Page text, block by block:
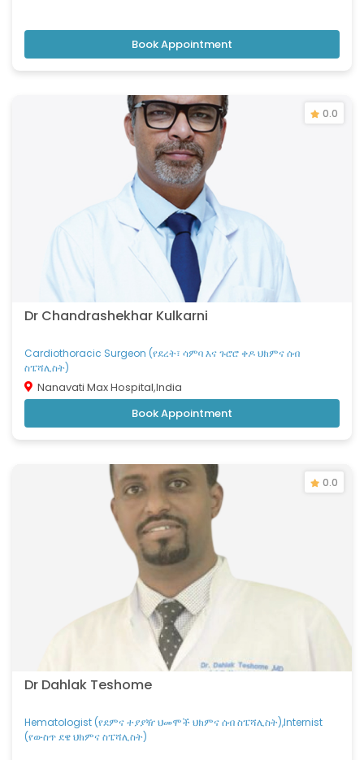
Book Appointment
0.0
Dr Chandrashekhar Kulkarni
Cardiothoracic Surgeon (የደረት፣ ሳምባ እና ጉሮሮ ቀዶ ህክምና ሰብ
ስፔሻሊስት)
Nanavati Max Hospital,India
Book Appointment
0.0
Dr Dahlak Teshome
Hematologist (የደምና ተያያዥ ህመሞች ህክምና ሰብ ስፔሻሊስት),Internist
(የውስጥ ደዌ ህክምና ስፔሻሊስት)